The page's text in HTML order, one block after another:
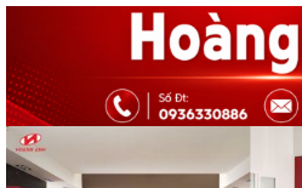
content